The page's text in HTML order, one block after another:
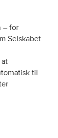
– for
Selskabet
til